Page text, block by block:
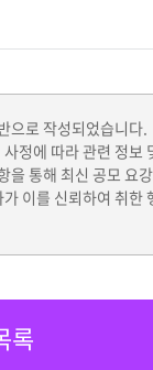
으로 작성되었습니다.
정에 따라 관련 정보
을 통해 최신 공모 요
이를 신뢰하여 취한
록